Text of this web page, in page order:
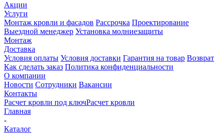
Акции
Услуги
Монтаж кровли и фасадов Рассрочка Проектирование
Выездной менеджер Установка молниезащиты
Монтаж
Доставка
Условия оплаты Условия доставки Гарантия на товар Возврат
Как сделать заказ Политика конфиденциальности
О компании
Новости Сотрудники Вакансии
Контакты
Расчет кровли под ключРасчет кровли
Главная
-
Каталог